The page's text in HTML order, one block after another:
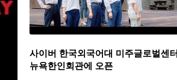
사이버 한국외국어대 미주글로벌센터
뉴욕한인회관에 오픈